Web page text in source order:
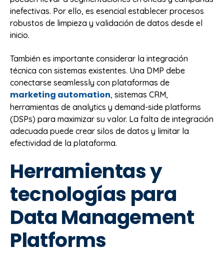
inefectivas. Por ello, es esencial establecer procesos
robustos de limpieza y validación de datos desde el
inicio.
También es importante considerar la integración
técnica con sistemas existentes. Una DMP debe
conectarse seamlessly con plataformas de
marketing automation, sistemas CRM,
herramientas de analytics y demand-side platforms
(DSPs) para maximizar su valor. La falta de integración
adecuada puede crear silos de datos y limitar la
efectividad de la plataforma.
Herramientas y
tecnologías para
Data Management
Platforms